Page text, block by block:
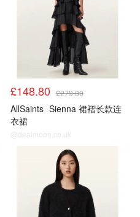
£148.80 £279.00
AllSaints Sienna 裙褶长款连
衣裙
@dealmoon.co.uk